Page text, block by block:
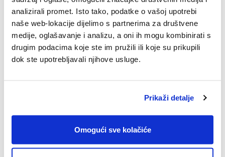
analizirali promet. Isto tako, podatke o vašoj upotrebi
naše web-lokacije dijelimo s partnerima za društvene
medije, oglašavanje i analizu, a oni ih mogu kombinirati s
drugim podacima koje ste im pružili ili koje su prikupili
dok ste upotrebljavali njihove usluge.
Prikaži detalje
Omogući sve kolačiće
Pogledajte epizodu #14 SPACE2TALK podcasta.